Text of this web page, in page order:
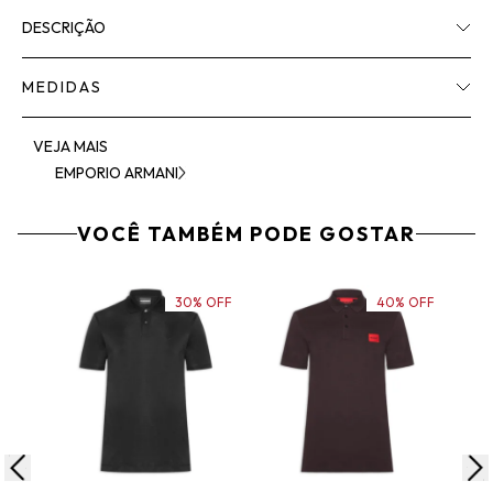
DESCRIÇÃO
MEDIDAS
VEJA MAIS
EMPORIO ARMANI
VOCÊ TAMBÉM PODE GOSTAR
ADICIONAR AO CARRINHO
30% OFF
ADICIONAR AO CARRINHO
40% OFF